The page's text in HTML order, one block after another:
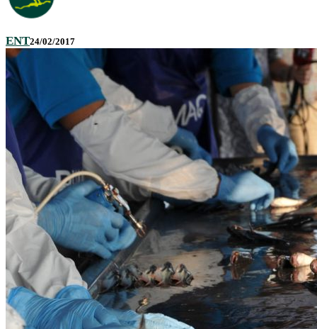
ENT24/02/2017